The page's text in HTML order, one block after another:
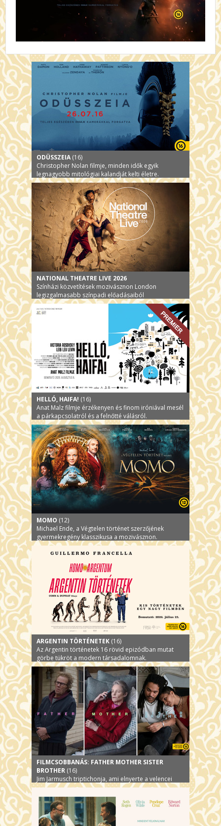
ODÜSSZEIA (16)
Christopher Nolan filmje, minden idők egyik
legnagyobb mitológiai kalandját kelti életre.
NATIONAL THEATRE LIVE 2026
Színházi közvetítések mozivásznon London
legizgalmasabb színpadi előadásaiból
HELLÓ, HAIFA! (16)
Anat Malz filmje érzékenyen és finom iróniával mesél
a párkapcsolatról és a felnőtté válásról.
MOMO (12)
Michael Ende, a Végtelen történet szerzőjének
gyermekregény klasszikusa a mozivásznon.
ARGENTIN TÖRTÉNETEK (16)
Az Argentin történetek 16 rövid epizódban mutat
görbe tükröt a modern társadalomnak.
FILMCSOBBANÁS: FATHER MOTHER SISTER
BROTHER (16)
Jim Jarmusch triptichonja, ami elnyerte a velencei
filmfesztivál fődíját, az Arany Oroszlánt!